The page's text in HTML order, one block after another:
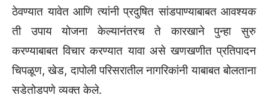
ठेवण्यात यावेत आणि त्यांनी प्रदुषित सांडपाण्याबाबत आवश्यक
ती उपाय योजना केल्यानंतरच ते कारखाने पुन्हा सुरु
करण्याबाबत विचार करण्यात यावा असे खणखणीत प्रतिपादन
चिपळूण, खेड, दापोली परिसरातील नागरिकांनी याबाबत बोलताना
सडेतोडपणे व्यक्त केले.